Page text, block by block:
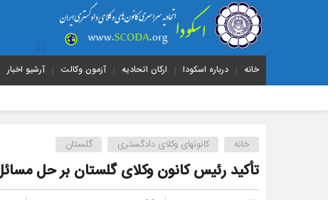
خانه درباره اسکودا ارکان اتحادیه آزمون وکالت آرشیو اخبار
خانه کانونهای وکلای دادگستری گلستان
تأکید رئیس کانون وکلای گلستان بر حل